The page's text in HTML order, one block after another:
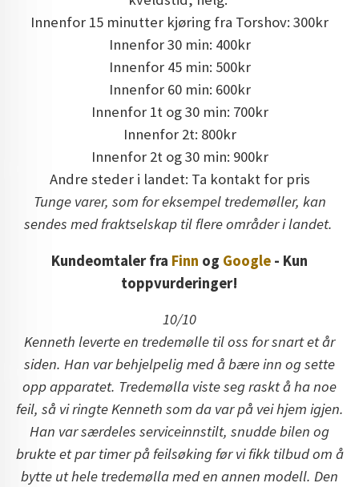
Innenfor 15 minutter kjøring fra Torshov: 300kr
Innenfor 30 min: 400kr
Innenfor 45 min: 500kr
Innenfor 60 min: 600kr
Innenfor 1t og 30 min: 700kr
Innenfor 2t: 800kr
Innenfor 2t og 30 min: 900kr
Andre steder i landet: Ta kontakt for pris
Tunge varer, som for eksempel tredemøller, kan
sendes med fraktselskap til flere områder i landet.
Kundeomtaler fra Finn og Google - Kun
toppvurderinger!
10/10
Kenneth leverte en tredemølle til oss for snart et år
siden. Han var behjelpelig med å bære inn og sette
opp apparatet. Tredemølla viste seg raskt å ha noe
feil, så vi ringte Kenneth som da var på vei hjem igjen.
Han var særdeles serviceinnstilt, snudde bilen og
brukte et par timer på feilsøking før vi fikk tilbud om å
bytte ut hele tredemølla med en annen modell. Den